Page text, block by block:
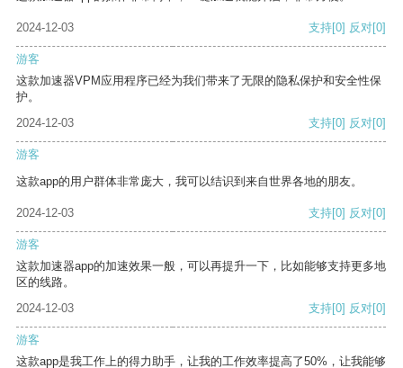
2024-12-03 支持[0] 反对[0]
游客
这款加速器VPM应用程序已经为我们带来了无限的隐私保护和安全性保
护。
2024-12-03
支持[0] 反对[0]
游客
这款app的用户群体非常庞大，我可以结识到来自世界各地的朋友。
2024-12-03 支持[0] 反对[0]
游客
这款加速器app的加速效果一般，可以再提升一下，比如能够支持更多地
区的线路。
2024-12-03
支持[0] 反对[0]
游客
这款app是我工作上的得力助手，让我的工作效率提高了50%，让我能够